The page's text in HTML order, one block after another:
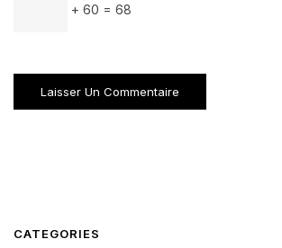
+ 60 = 68
CATEGORIES